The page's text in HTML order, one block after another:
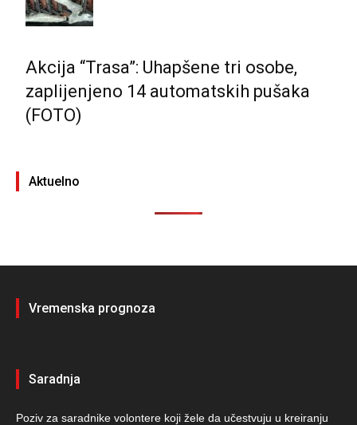
Akcija “Trasa”: Uhapšene tri osobe,
zaplijenjeno 14 automatskih pušaka
(FOTO)
Aktuelno
Vremenska prognoza
Saradnja
Poziv za saradnike volontere koji žele da učestvuju u kreiranju